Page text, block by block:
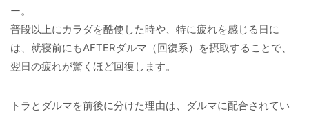
ー。
普段以上にカラダを酷使した時や、特に疲れを感じる日に
は、就寝前にもAFTERダルマ（回復系）を摂取することで、
翌日の疲れが驚くほど回復します。
トラとダルマを前後に分けた理由は、ダルマに配合されてい